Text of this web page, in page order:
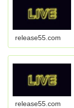
release55.com
release55.com